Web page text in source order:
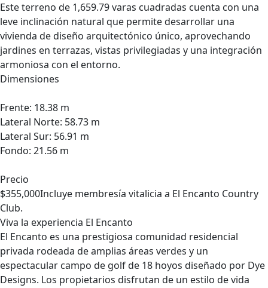
Este terreno de 1,659.79 varas cuadradas cuenta con una
leve inclinación natural que permite desarrollar una
vivienda de diseño arquitectónico único, aprovechando
jardines en terrazas, vistas privilegiadas y una integración
armoniosa con el entorno.
Dimensiones
Frente: 18.38 m
Lateral Norte: 58.73 m
Lateral Sur: 56.91 m
Fondo: 21.56 m
Precio
$355,000Incluye membresía vitalicia a El Encanto Country
Club.
Viva la experiencia El Encanto
El Encanto es una prestigiosa comunidad residencial
privada rodeada de amplias áreas verdes y un
espectacular campo de golf de 18 hoyos diseñado por Dye
Designs. Los propietarios disfrutan de un estilo de vida